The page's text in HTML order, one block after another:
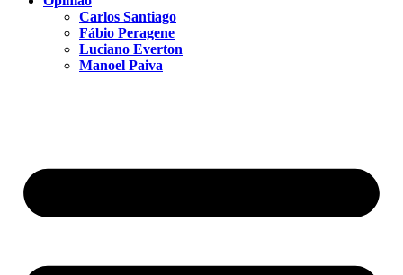
Carlos Santiago
Fábio Peragene
Luciano Everton
Manoel Paiva